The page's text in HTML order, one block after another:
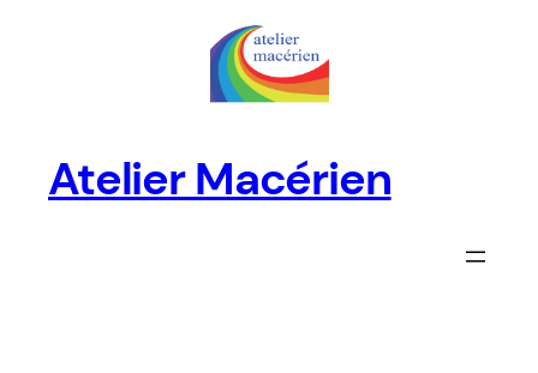
Atelier Macérien